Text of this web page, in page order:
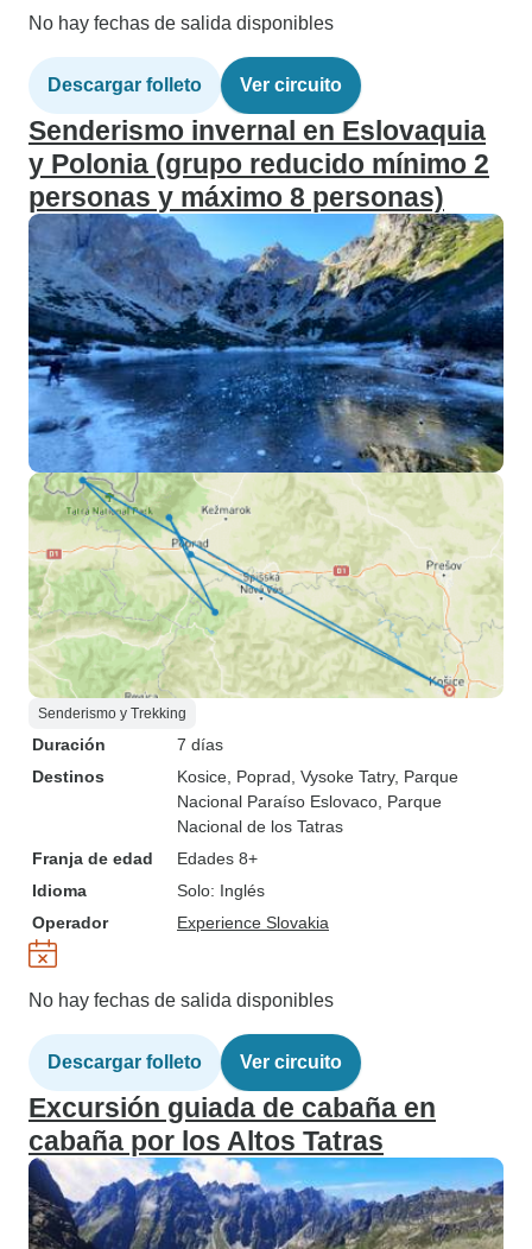
No hay fechas de salida disponibles
Descargar folleto Ver circuito
Senderismo invernal en Eslovaquia
y Polonia (grupo reducido mínimo 2
personas y máximo 8 personas)
Senderismo y Trekking
Duración
7 días
Destinos
Kosice , Poprad , Vysoke Tatry, Parque
Nacional Paraíso Eslovaco , Parque
Nacional de los Tatras
Franja de edad
Edades 8+
Idioma
Solo: Inglés
Operador
Experience Slovakia
No hay fechas de salida disponibles
Descargar folleto Ver circuito
Excursión guiada de cabaña en
cabaña por los Altos Tatras